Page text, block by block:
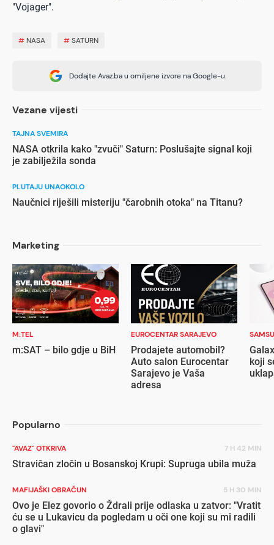
"Vojager".
# NASA #SATURN
Dodajte Avaz.ba u omiljene izvore na Google-u.
Vezane vijesti
TAJNA SVEMIRA
NASA otkrila kako "zvuči" Saturn: Poslušajte signal koji
je zabilježila sonda
PLUTAJU UNAOKOLO
Naučnici riješili misteriju "čarobnih otoka" na Titanu?
Marketing
M:TEL
m:SAT – bilo gdje u BiH
EUROCENTAR SARAJEVO
Prodajete automobil?
Auto salon Eurocentar
Sarajevo je Vaša
adresa
koji
Popularno
"AVAZ" OTKRIVA 7 H 42 MIN
Stravičan zločin u Bosanskoj Krupi: Supruga ubila muža
MAFIJAŠKI OBRAČUN 5 H 30 MIN
Ovo je Elez govorio o Ždrali prije odlaska u zatvor: "Vratit
ću se u Lukavicu da pogledam u oči one koji su mi radili
o glavi"